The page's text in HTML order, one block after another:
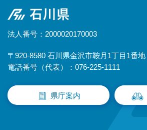
石川県
法人番号：2000020170003
〒920-8580 石川県金沢市鞍月1丁目1番地
電話番号（代表）：076-225-1111
県庁案内